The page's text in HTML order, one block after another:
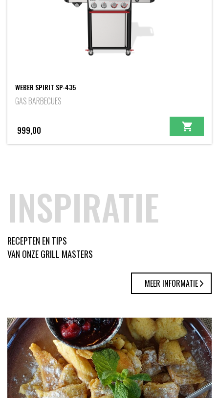
WEBER SPIRIT SP-435
GAS BARBECUES
999,00
INSPIRATIE
RECEPTEN EN TIPS
VAN ONZE GRILL MASTERS
MEER INFORMATIE